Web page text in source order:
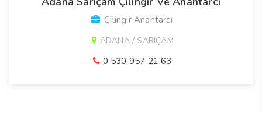
Çilingir Anahtarcı
ADANA / SARIÇAM
0 530 957 21 63